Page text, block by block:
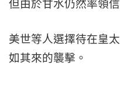
但由於甘水仍然率領
美世等人選擇待在皇
如其來的襲擊。